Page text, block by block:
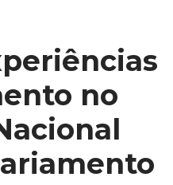
no